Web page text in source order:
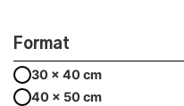
Format
30 x 40 cm
40 x 50 cm